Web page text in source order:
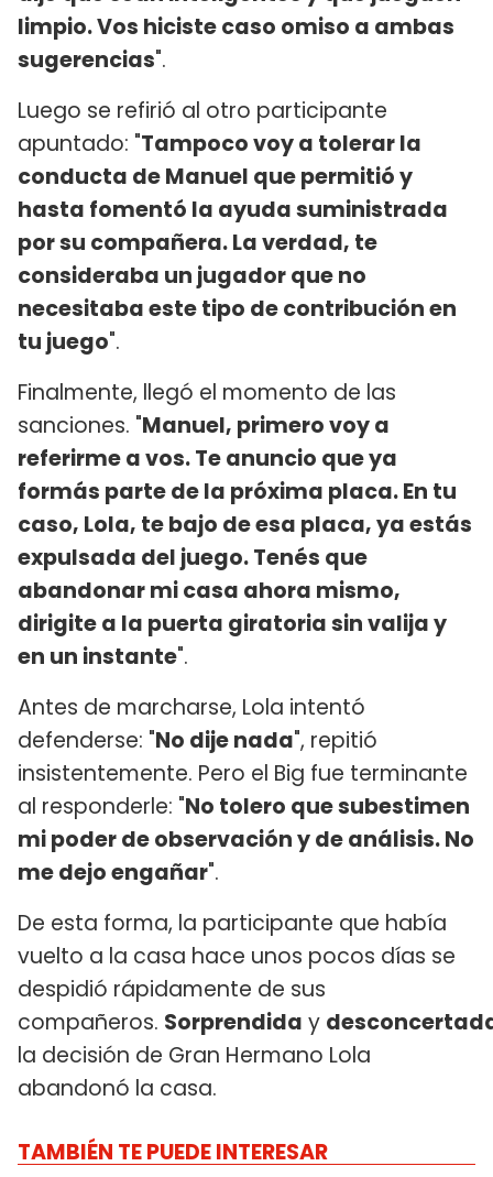
limpio. Vos hiciste caso omiso a ambas
sugerencias".
Luego se refirió al otro participante
apuntado: "Tampoco voy a tolerar la
conducta de Manuel que permitió y
hasta fomentó la ayuda suministrada
por su compañera. La verdad, te
consideraba un jugador que no
necesitaba este tipo de contribución en
tu juego".
Finalmente, llegó el momento de las
sanciones. "Manuel, primero voy a
referirme a vos. Te anuncio que ya
formás parte de la próxima placa. En tu
caso, Lola, te bajo de esa placa, ya estás
expulsada del juego. Tenés que
abandonar mi casa ahora mismo,
dirigite a la puerta giratoria sin valija y
en un instante".
Antes de marcharse, Lola intentó
defenderse: "No dije nada", repitió
insistentemente. Pero el Big fue terminante
al responderle: "No tolero que subestimen
mi poder de observación y de análisis. No
me dejo engañar".
De esta forma, la participante que había
vuelto a la casa hace unos pocos días se
despidió rápidamente de sus
compañeros. Sorprendida y
la decisión de Gran Hermano Lola
abandonó la casa.
TAMBIÉN TE PUEDE INTERESAR